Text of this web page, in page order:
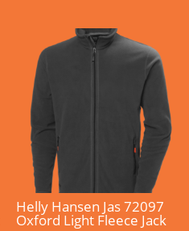
Helly Hansen Jas 72097
Oxford Light Fleece Jack